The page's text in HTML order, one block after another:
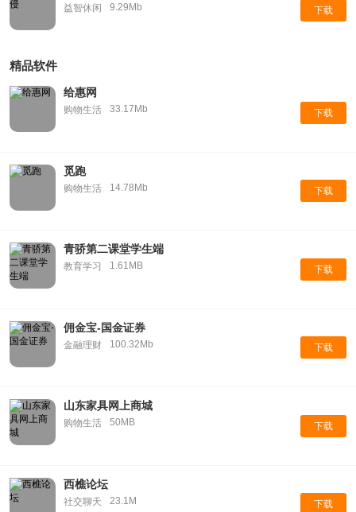
益智休闲 9.29Mb 下载
精品软件
给惠网
购物生活 33.17Mb 下载
觅跑
购物生活 14.78Mb 下载
青骄第二课堂学生端
教育学习 1.61MB 下载
佣金宝-国金证券
金融理财 100.32Mb 下载
山东家具网上商城
购物生活 50MB 下载
西樵论坛
社交聊天 23.1M 下载